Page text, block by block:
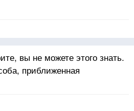
вы не можете этого знать.
приближенная